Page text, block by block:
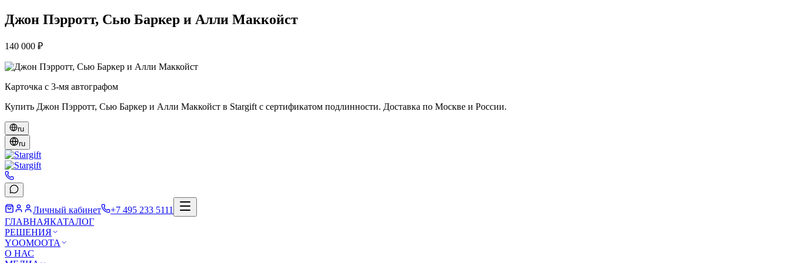
Джон Пэрротт, Сью Баркер и Алли Маккойст
140 000 ₽
Карточка с 3-мя автографом
Купить Джон Пэрротт, Сью Баркер и Алли Маккойст в Stargift с сертификатом подлинности. Доставка по Москве и России.
ru
ru
Личный кабинет
+7 495 233 5111
ГЛАВНАЯКАТАЛОГ
РЕШЕНИЯ
YOOMOOTA
О НАС